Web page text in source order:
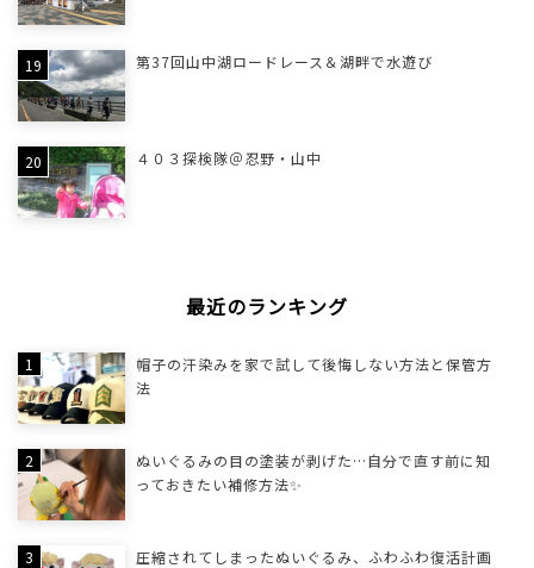
第37回山中湖ロードレース＆湖畔で水遊び
４０３探検隊＠忍野・山中
最近のランキング
帽子の汗染みを家で試して後悔しない方法と保管方
法
ぬいぐるみの目の塗装が剥げた…自分で直す前に知
っておきたい補修方法✨
圧縮されてしまったぬいぐるみ、ふわふわ復活計画